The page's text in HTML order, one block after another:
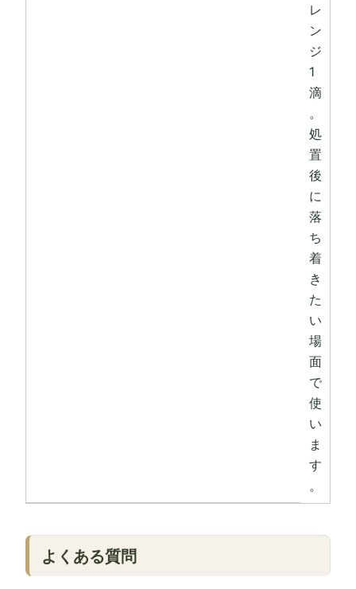
レ
ン
ジ
1
滴
。
処
置
後
に
落
ち
着
き
た
い
場
面
で
使
い
ま
す
。
よくある質問